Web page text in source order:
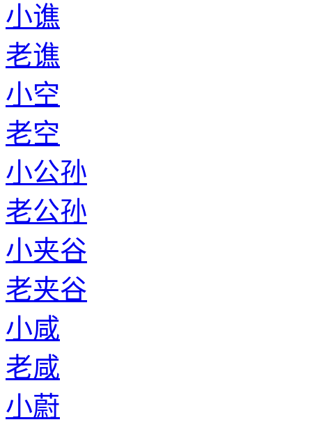
小谯
老谯
小空
老空
小公孙
老公孙
小夹谷
老夹谷
小咸
老咸
小蔚